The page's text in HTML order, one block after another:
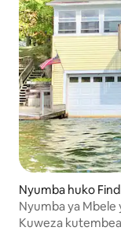
Nyumba huko
Nyumba ya Mbele
Kuweza kutembea